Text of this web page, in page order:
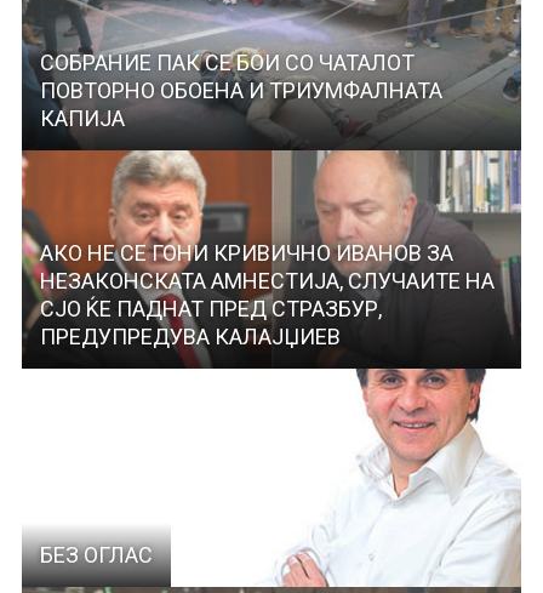
СОБРАНИЕ ПАК СЕ БОИ СО ЧАТАЛОТ
ПОВТОРНО ОБОЕНА И ТРИУМФАЛНАТА
КАПИЈА
АКО НЕ СЕ ГОНИ КРИВИЧНО ИВАНОВ ЗА
НЕЗАКОНСКАТА АМНЕСТИЈА, СЛУЧАИТЕ НА
СJO ЌЕ ПАДНАТ ПРЕД СТРАЗБУР,
ПРЕДУПРЕДУВА КАЛАЈЏИЕВ
БЕЗ ОГЛАС